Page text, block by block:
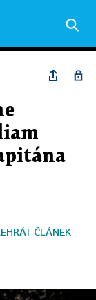
ČLÁNEK